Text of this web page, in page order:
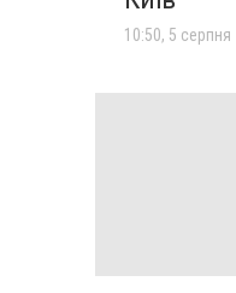
10:50, 5 серпня